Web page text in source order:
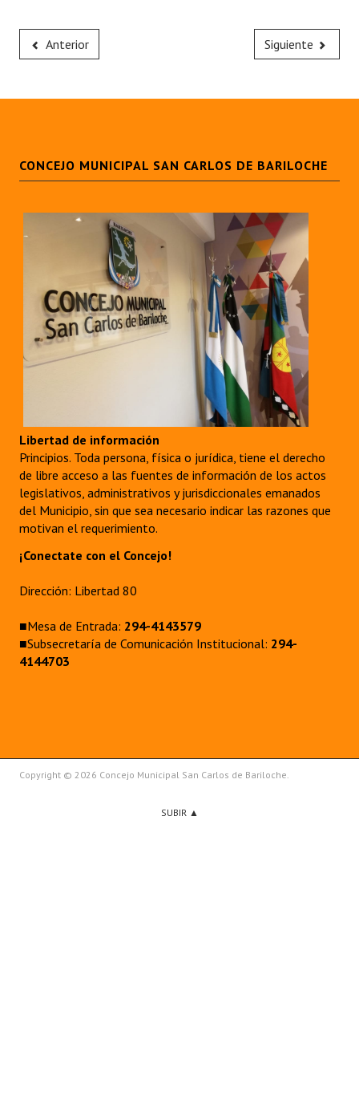
Anterior Siguiente
CONCEJO MUNICIPAL SAN CARLOS DE BARILOCHE
Libertad de información
Principios. Toda persona, física o jurídica, tiene el derecho
de libre acceso a las fuentes de información de los actos
legislativos, administrativos y jurisdiccionales emanados
del Municipio, sin que sea necesario indicar las razones que
motivan el requerimiento.
¡Conectate con el Concejo!
Dirección: Libertad 80
■Mesa de Entrada: 294-4143579
■Subsecretaría de Comunicación Institucional: 294-
4144703
Copyright © 2026 Concejo Municipal San Carlos de Bariloche.
SUBIR ▲